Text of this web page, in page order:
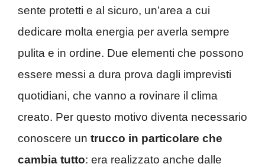
sente protetti e al sicuro, un’area a cui
dedicare molta energia per averla sempre
pulita e in ordine. Due elementi che possono
essere messi a dura prova dagli imprevisti
quotidiani, che vanno a rovinare il clima
creato. Per questo motivo diventa necessario
conoscere un trucco in particolare che
cambia tutto: era realizzato anche dalle